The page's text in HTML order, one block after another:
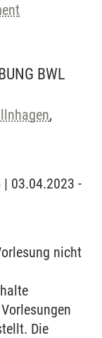
BWL
,
03.04.2023 -
nicht
Die